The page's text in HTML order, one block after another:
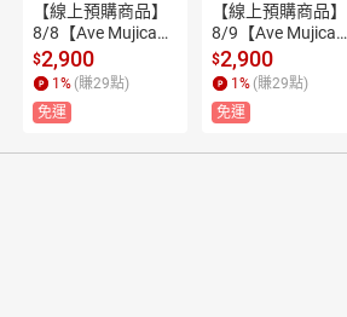
【線上預購商品】
8/8【Ave Mujica台
北追加公演】MyG
O!!!!!×Ave Mujica
ツーマンライブ
「“moment / mem
$2,900
1 % (賺29點)
免運
【線上預購商品】
8/9【Ave Mujica台
北追加公演】MyG
O!!!!!×Ave Mujica
ツーマンライブ
「“moment /memo
$2,900
1 % (賺29點)
免運